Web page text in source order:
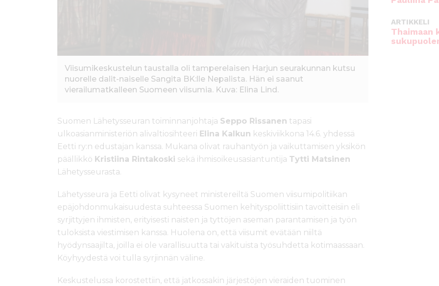
Viisumikeskustelun taustalla oli tamperelaisen Harjun seurakunnan kutsu
nuorelle dalit-naiselle Sangita BK:lle Nepalista. Hän ei saanut
vierailumatkalleen Suomeen viisumia. Kuva: Elina Lind.
Suomen Lähetysseuran toiminnanjohtaja Seppo Rissanen tapasi
ulkoasianministeriön alivaltiosihteeri Elina Kalkun keskiviikkona 14.6. yhdessä
Eetti ry:n edustajan kanssa. Mukana olivat rauhantyön ja vaikuttamisen yksikön
päällikkö Kristiina Rintakoski sekä ihmisoikeusasiantuntija Tytti Matsinen
Lähetysseurasta.
Lähetysseura ja Eetti olivat kysyneet ministereiltä Suomen viisumipolitiikan
epäjohdonmukaisuudesta suhteessa Suomen kehityspoliittisiin tavoitteisiin eli
syrjittyjen ihmisten, erityisesti naisten ja tyttöjen aseman parantamisen ja työn
tuloksista viestimisen kanssa. Huolena on, että viisumit evätään niiltä
hyödynsaajilta, joilla ei ole varallisuutta tai vakituista työsuhdetta kotimaassaan.
Köyhyydestä voi tulla syrjinnän väline.
Keskustelussa korostettiin, että jatkossakin järjestöjen vieraiden tuominen
ARTIKKELI
Thaimaan